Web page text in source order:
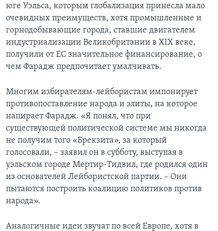
юге Уэльса, которым глобализация принесла мало
очевидных преимуществ, хотя промышленные и
горнодобывающие города, ставшие двигателем
индустриализации Великобритании в XIX веке,
получили от ЕС значительное финансирование, о
чем Фарадж предпочитает умалчивать.
Многим избирателям-лейбористам импонирует
противопоставление народа и элиты, на которое
напирает Фарадж. «Я понял, что при
существующей политической системе мы никогда
не получим того «Брекзита», за который
голосовали, – заявил он в субботу, выступая в
уэльском городе Мертир-Тидвил, где родился один
из основателей Лейбористской партии. – Они
пытаются построить коалицию политиков против
народа».
Аналогичные идеи звучат по всей Европе, хотя в